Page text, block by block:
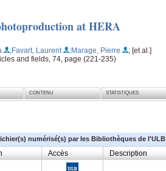
at HERA
;Favart, Laurent ;Marage, Pierre
; [et al.]
and fields, 74, page (221-235)
CONTENU STATISTIQUES
numérisé(s) par les Bibliothèques de l'ULB
Accès Description